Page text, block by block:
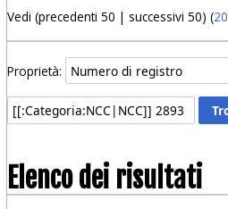
Vedi (precedenti 50 | successivi 50) (20
Proprietà:
Elenco dei risultati